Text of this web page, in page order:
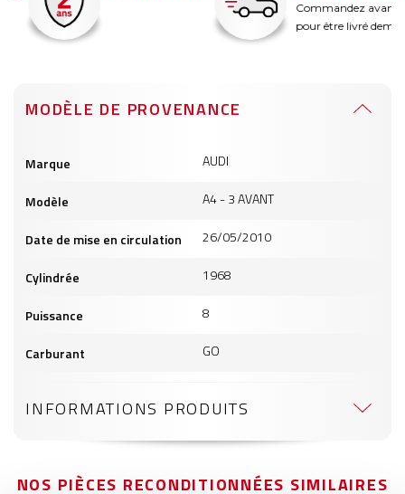
Commandez avant 14h
pour être livré demain !
MODÈLE DE PROVENANCE
produits
Marque AUDI
Modèle A4 - 3 AVANT
Date de mise en circulation 26/05/2010
Cylindrée 1968
Puissance 8
Carburant GO
INFORMATIONS PRODUITS
NOS PIÈCES RECONDITIONNÉES SIMILAIRES